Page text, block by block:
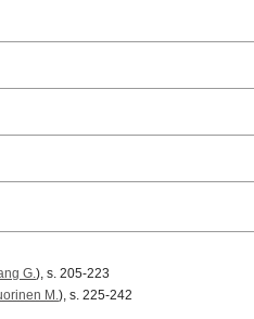
G.), s. 205-223
M.), s. 225-242